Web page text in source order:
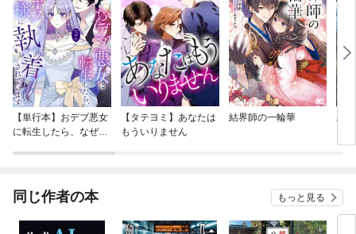
【単行本】おデブ悪女
に転生したら、なぜか
【タテヨミ】あなたは
もういりません
結界師の一輪華
バ
今
同じ作者の本 もっと見る